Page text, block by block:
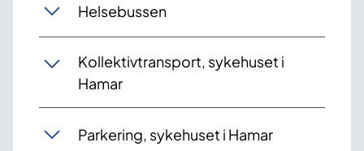
Helsebussen
Kollektivtransport, sykehuset i
Hamar
Parkering, sykehuset i Hamar